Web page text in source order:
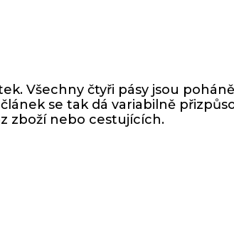
Všechny čtyři pásy jsou
se tak dá variabilně
zboží nebo cestujících.